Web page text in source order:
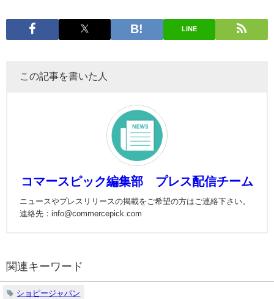
LINE
この記事を書いた人
コマースピック編集部 プレス配信チーム
ニュースやプレスリリースの掲載をご希望の方はご連絡下さい。
連絡先：info@commercepick.com
関連キーワード
ショピージャパン